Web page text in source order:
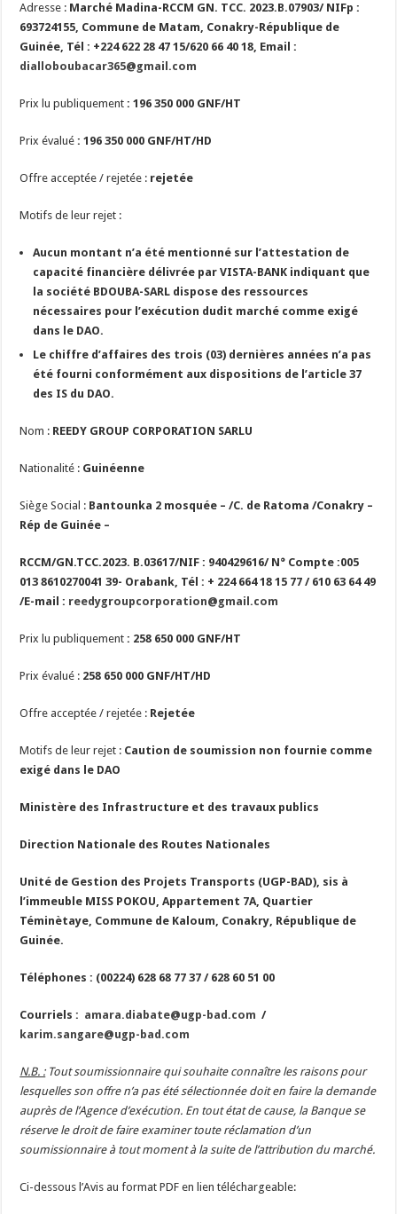
Adresse : Marché Madina-RCCM GN. TCC. 2023.B.07903/ NIFp :
693724155, Commune de Matam, Conakry-République de
Guinée, Tél : +224 622 28 47 15/620 66 40 18, Email :
dialloboubacar365@gmail.com
Prix lu publiquement :196 350 000 GNF/HT
Prix évalué : 196 350 000 GNF/HT/HD
Offre acceptée / rejetée : rejetée
Motifs de leur rejet :
Aucun montant n’a été mentionné sur l’attestation de
capacité financière délivrée par VISTA-BANK indiquant que
la société BDOUBA-SARL dispose des ressources
nécessaires pour l’exécution dudit marché comme exigé
dans le DAO.
Le chiffre d’affaires des trois (03) dernières années n’a pas
été fourni conformément aux dispositions de l’article 37
des IS du DAO.
Nom : REEDY GROUP CORPORATION SARLU
Nationalité : Guinéenne
Siège Social : Bantounka 2 mosquée – /C. de Ratoma /Conakry –
Rép de Guinée –
RCCM/GN.TCC.2023. B.03617/NIF : 940429616/ N° Compte :005
013 8610270041 39- Orabank, Tél : + 224 664 18 15 77 / 610 63 64 49
/E-mail : reedygroupcorporation@gmail.com
Prix lu publiquement : 258 650 000 GNF/HT
Prix évalué : 258 650 000 GNF/HT/HD
Offre acceptée / rejetée : Rejetée
Motifs de leur rejet : Caution de soumission non fournie comme
exigé dans le DAO
Ministère des Infrastructure et des travaux publics
Direction Nationale des Routes Nationales
Unité de Gestion des Projets Transports (UGP-BAD), sis à
l’immeuble MISS POKOU, Appartement 7A, Quartier
Téminètaye, Commune de Kaloum, Conakry, République de
Guinée.
Téléphones : (00224) 628 68 77 37 / 628 60 51 00
Courriels : amara.diabate@ugp-bad.com /
karim.sangare@ugp-bad.com
N.B. :Tout soumissionnaire qui souhaite connaître les raisons pour
lesquelles son offre n’a pas été sélectionnée doit en faire la demande
auprès de l’Agence d’exécution. En tout état de cause, la Banque se
réserve le droit de faire examiner toute réclamation d’un
soumissionnaire à tout moment à la suite de l’attribution du marché.
Ci-dessous l’Avis au format PDF en lien téléchargeable: